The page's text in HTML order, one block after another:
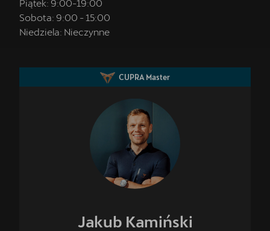
Piątek: 9:00-19:00
Sobota: 9:00 - 15:00
Niedziela: Nieczynne
CUPRA Master
Jakub Kamiński